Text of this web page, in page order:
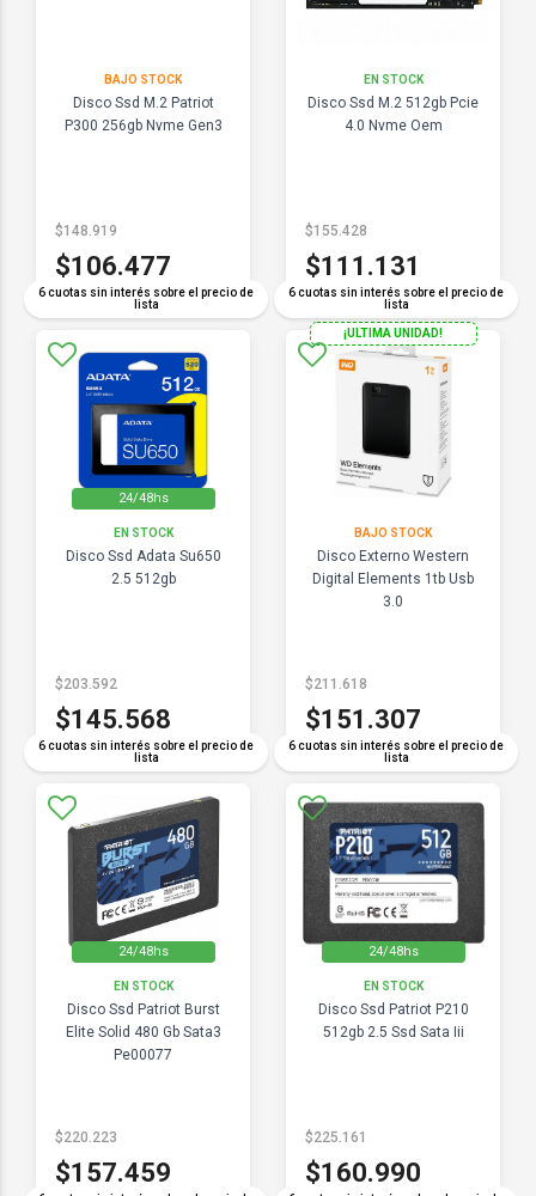
BAJO STOCK
Disco Ssd M.2 Patriot
P300 256gb Nvme Gen3
6 cuotas sin interés sobre el precio de
lista
$148.919
$106.477
EN STOCK
Disco Ssd M.2 512gb Pcie
4.0 Nvme Oem
6 cuotas sin interés sobre el precio de
lista
$155.428
$111.131
24/48hs
EN STOCK
Disco Ssd Adata Su650
2.5 512gb
6 cuotas sin interés sobre el precio de
lista
$203.592
$145.568
¡ULTIMA UNIDAD!
BAJO STOCK
Disco Externo Western
Digital Elements 1tb Usb
3.0
6 cuotas sin interés sobre el precio de
lista
$211.618
$151.307
24/48hs
EN STOCK
Disco Ssd Patriot Burst
Elite Solid 480 Gb Sata3
Pe00077
$220.223
$157.459
24/48hs
EN STOCK
Disco Ssd Patriot P210
512gb 2.5 Ssd Sata Iii
$225.161
$160.990